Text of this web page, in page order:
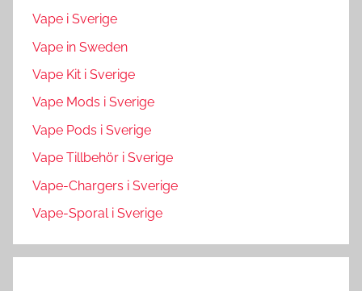
Vape i Sverige
Vape in Sweden
Vape Kit i Sverige
Vape Mods i Sverige
Vape Pods i Sverige
Vape Tillbehör i Sverige
Vape-Chargers i Sverige
Vape-Sporal i Sverige